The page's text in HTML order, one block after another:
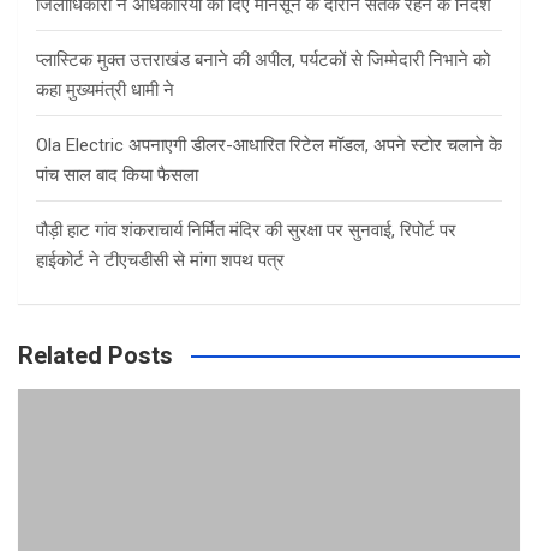
जिलाधिकारी ने अधिकारियों को दिए मानसून के दौरान सतर्क रहने के निर्देश
प्लास्टिक मुक्त उत्तराखंड बनाने की अपील, पर्यटकों से जिम्मेदारी निभाने को
कहा मुख्यमंत्री धामी ने
Ola Electric अपनाएगी डीलर-आधारित रिटेल मॉडल, अपने स्टोर चलाने के
पांच साल बाद किया फैसला
पौड़ी हाट गांव शंकराचार्य निर्मित मंदिर की सुरक्षा पर सुनवाई, रिपोर्ट पर
हाईकोर्ट ने टीएचडीसी से मांगा शपथ पत्र
Related Posts